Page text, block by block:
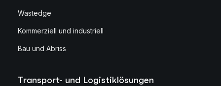
Wastedge
Kommerziell und industriell
Bau und Abriss
Transport- und Logistiklösungen